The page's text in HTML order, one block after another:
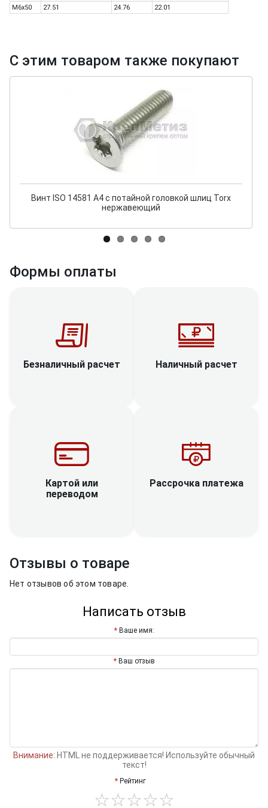
M6x50
27.51 24.76 22.01
С этим товаром также покупают
Винт ISO 14581 A4 с потайной головкой шлиц Torx
нержавеющий
Формы оплаты
Безналичный расчет Наличный расчет
Картой или
переводом
Рассрочка платежа
Отзывы о товаре
Нет отзывов об этом товаре.
Написать отзыв
Ваше имя:
Ваш отзыв
Внимание: HTML не поддерживается! Используйте обычный
текст!
Рейтинг